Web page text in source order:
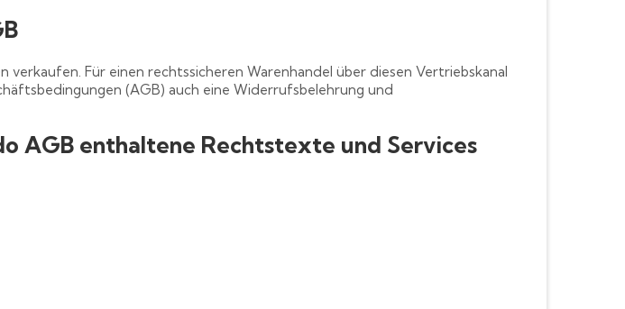
verkaufen. Für einen rechtssicheren Warenhandel über diesen Vertriebskanal
(AGB) auch eine Widerrufsbelehrung und
AGB enthaltene Rechtstexte und Services